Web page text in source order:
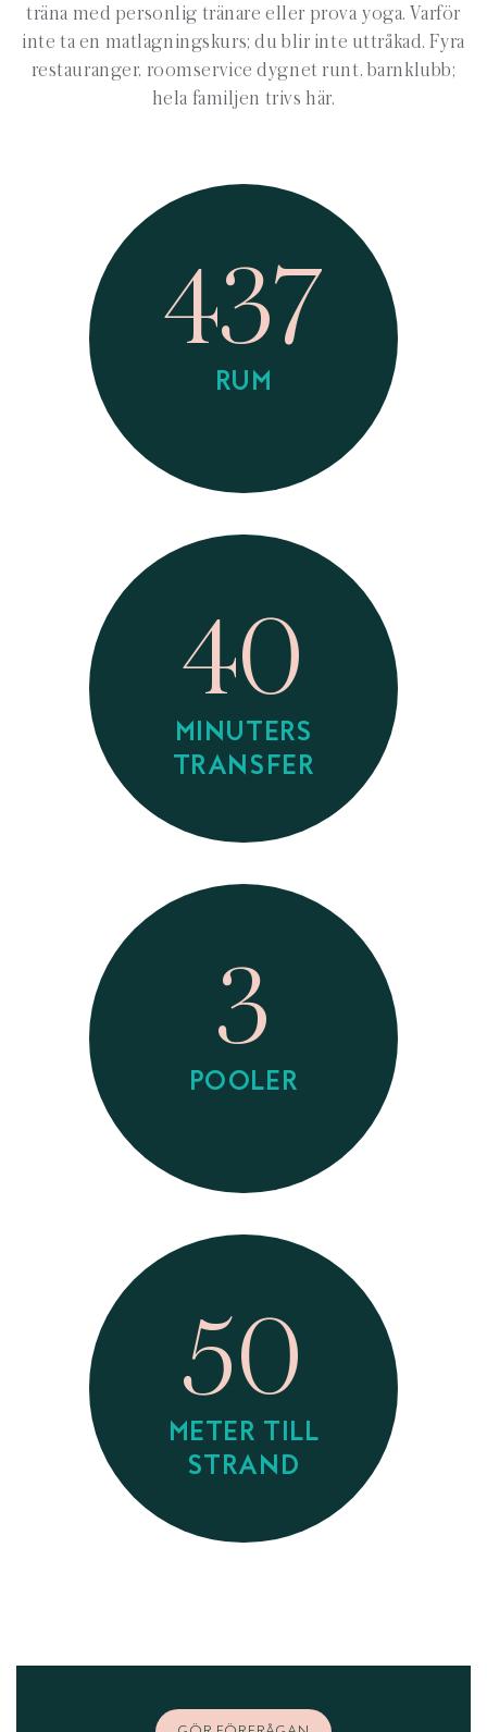
träna med personlig tränare eller prova yoga. Varför
inte ta en matlagningskurs; du blir inte uttråkad. Fyra
restauranger, roomservice dygnet runt, barnklubb;
hela familjen trivs här.
437
RUM
40
MINUTERS
TRANSFER
3
POOLER
50
METER TILL
STRAND